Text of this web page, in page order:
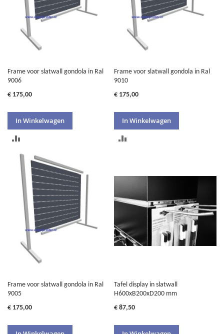
Frame voor slatwall gondola in Ral
9006
€ 175,00
In Winkelwagen
OM
TE
VERGELIJKEN
Frame voor slatwall gondola in Ral
9010
€ 175,00
In Winkelwagen
Frame voor slatwall gondola in Ral
9005
€ 175,00
Tafel display in slatwall
H600xB200xD200 mm
€ 87,50